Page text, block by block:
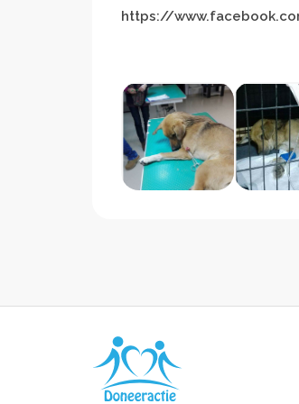
https://